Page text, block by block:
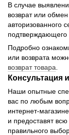
В случае
возврат или
авторизованного
подтверждающего
Подробно
или возврата
возврат товара
Консультация
Наши опытные
вас по любым
интернет-
и предоставят
правильного